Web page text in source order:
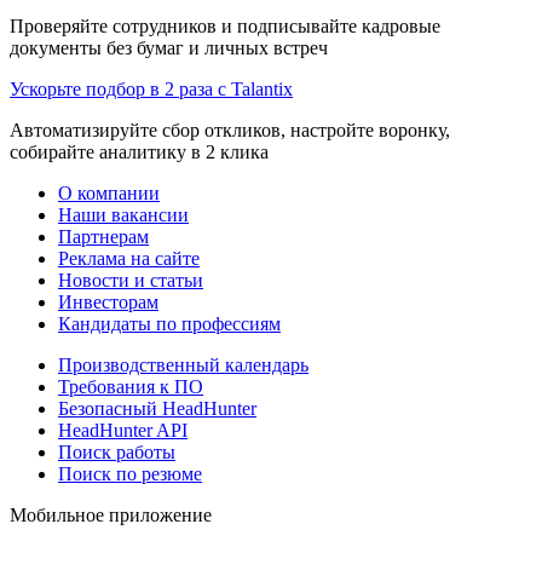
Проверяйте сотрудников и подписывайте кадровые
документы без бумаг и личных встреч
Ускорьте подбор в 2 раза с Talantix
Автоматизируйте сбор откликов, настройте воронку,
собирайте аналитику в 2 клика
О компании
Наши вакансии
Партнерам
Реклама на сайте
Новости и статьи
Инвесторам
Кандидаты по профессиям
Производственный календарь
Требования к ПО
Безопасный HeadHunter
HeadHunter API
Поиск работы
Поиск по резюме
Мобильное приложение